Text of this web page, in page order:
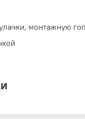
монтажную